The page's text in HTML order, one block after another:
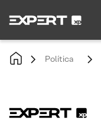
Política